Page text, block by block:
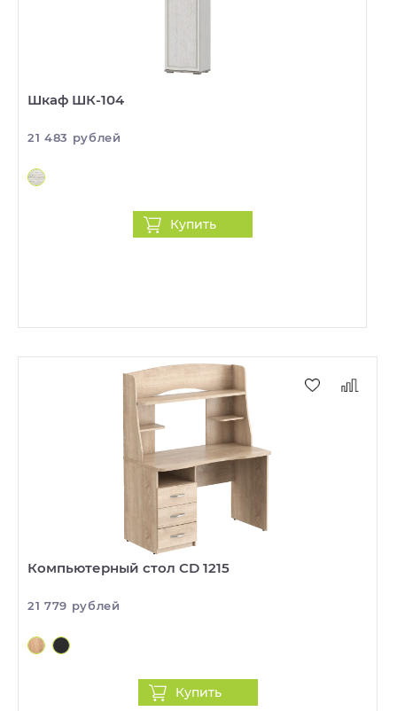
Шкаф ШК-104
21 483 рублей
Купить
Компьютерный стол CD 1215
21 779 рублей
Купить